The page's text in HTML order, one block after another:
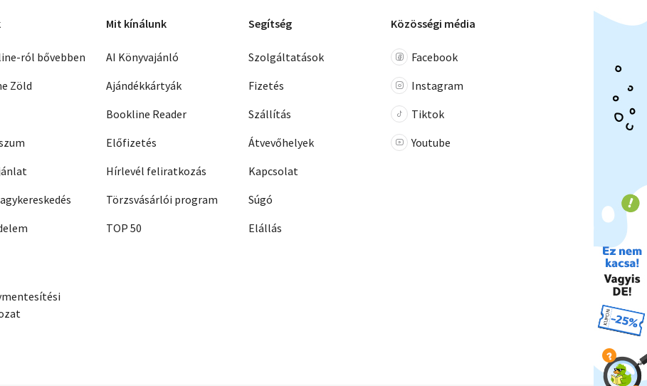
ról bővebben
Zöld
Mit kínálunk
AI Könyvajánló
Ajándékkártyák
Bookline Reader
Előfizetés
Hírlevél feliratkozás
Törzsvásárlói program
TOP 50
Segítség
Szolgáltatások
Fizetés
Szállítás
Átvevőhelyek
Kapcsolat
Súgó
Elállás
Közösségi média
Facebook
Instagram
Tiktok
Youtube